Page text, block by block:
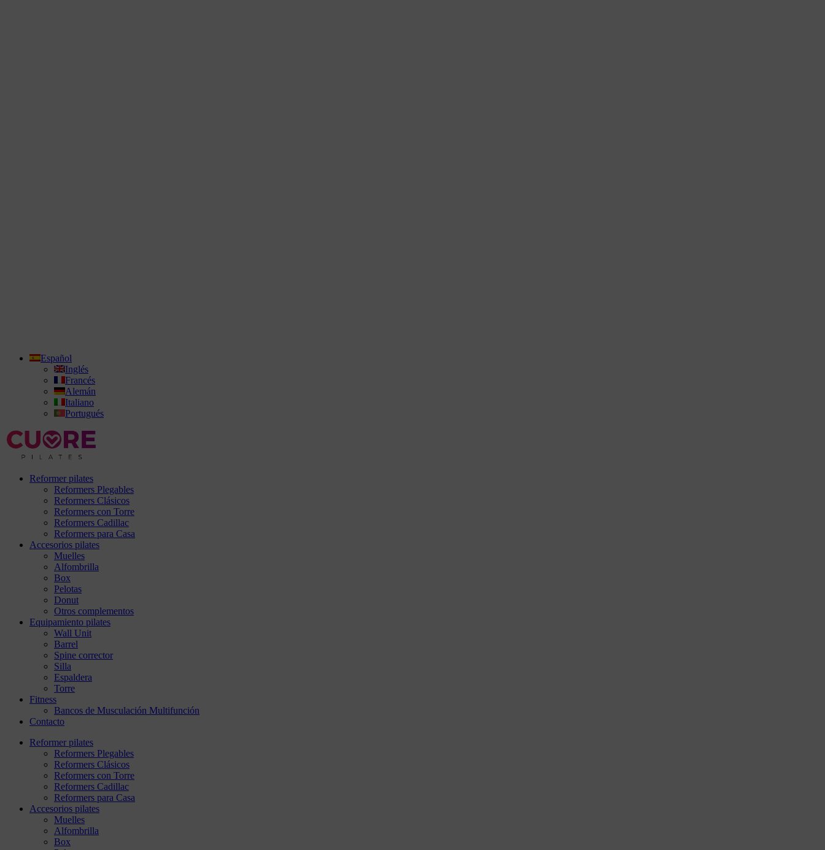
Español
Inglés
Francés
Alemán
Italiano
Portugués
Reformer pilates
Reformers Plegables
Reformers Clásicos
Reformers con Torre
Reformers Cadillac
Reformers para Casa
Accesorios pilates
Muelles
Alfombrilla
Box
Pelotas
Donut
Otros complementos
Equipamiento pilates
Wall Unit
Barrel
Spine corrector
Silla
Espaldera
Torre
Fitness
Bancos de Musculación Multifunción
Contacto
Reformer pilates
Reformers Plegables
Reformers Clásicos
Reformers con Torre
Reformers Cadillac
Reformers para Casa
Accesorios pilates
Muelles
Alfombrilla
Box